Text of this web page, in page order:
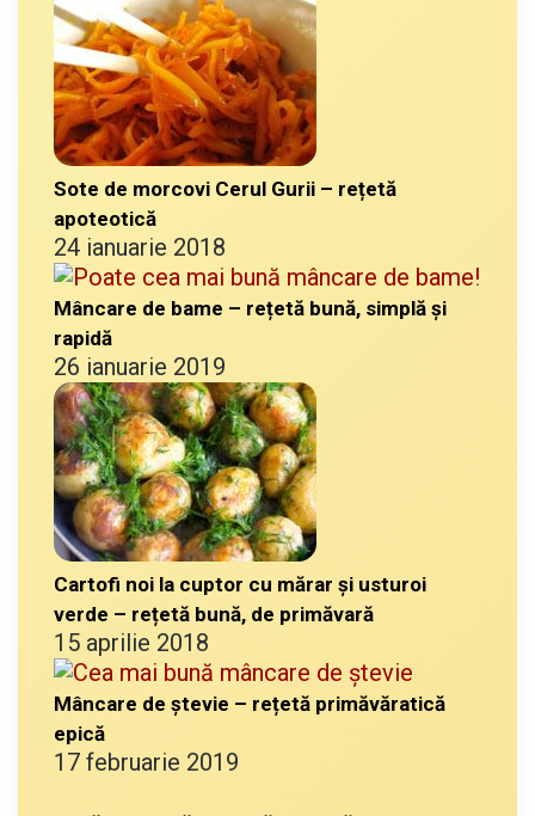
Sote de morcovi Cerul Gurii – rețetă
apoteotică
24 ianuarie 2018
Mâncare de bame – rețetă bună, simplă și
rapidă
26 ianuarie 2019
Cartofi noi la cuptor cu mărar și usturoi
verde – rețetă bună, de primăvară
15 aprilie 2018
Mâncare de ștevie – rețetă primăvăratică
epică
17 februarie 2019